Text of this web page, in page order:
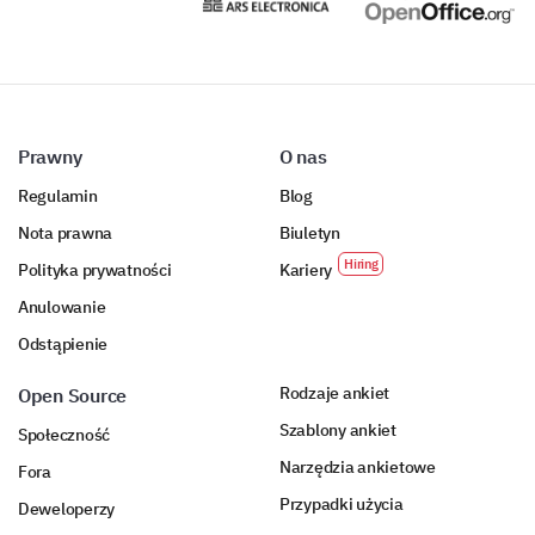
Overall Satisfaction
Usefulness
Customer Support Satisfaction
Any additional comments or suggestions?
Prawny
Regulamin
Nota prawna
Polityka prywatności
Anulowanie
Odstąpienie
O nas
Blog
Biuletyn
Kariery
Open Source
Społeczność
Fora
Deweloperzy
Rodzaje ankiet
Szablony ankiet
Narzędzia ankietowe
Przypadki użycia